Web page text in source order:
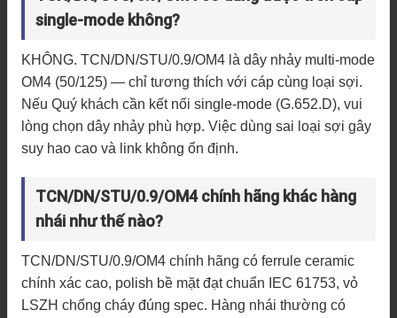
single-mode không?
KHÔNG. TCN/DN/STU/0.9/OM4 là dây nhảy multi-mode
OM4 (50/125) — chỉ tương thích với cáp cùng loại sợi.
Nếu Quý khách cần kết nối single-mode (G.652.D), vui
lòng chọn dây nhảy phù hợp. Việc dùng sai loại sợi gây
suy hao cao và link không ổn định.
TCN/DN/STU/0.9/OM4 chính hãng khác hàng
nhái như thế nào?
TCN/DN/STU/0.9/OM4 chính hãng có ferrule ceramic
chính xác cao, polish bề mặt đạt chuẩn IEC 61753, vỏ
LSZH chống cháy đúng spec. Hàng nhái thường có